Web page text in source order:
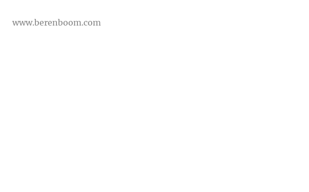
www.berenboom.com